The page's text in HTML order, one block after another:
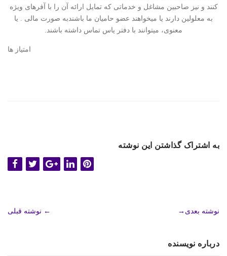
کنند و نیز صاحبین مشاغل و خدماتی که تمایل ارائه آن را با آفرهای ویژه
به معلولین دارند یا میخواهند عضو حامیان ما باشندبه صورت مالی . یا
معنوی، میتوانند با دفتر یاس تماس داشته باشند.
امتیاز ها
به اشتراک گذاشتن این نوشته
← نوشته قبلی نوشته بعدی →
درباره نویسنده